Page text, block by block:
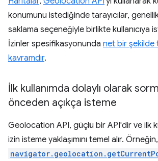
konumunu istediğinde tarayıcılar,
saklama seçeneğiyle birlikte kullanıcıya
İzinler spesifikasyonunda net bir şekilde
kavramdır.
İlk kullanımda dolaylı olarak
önceden açıkça isteme
Geolocation API, güçlü bir API'dir ve ilk
izin isteme yaklaşımını temel alır.